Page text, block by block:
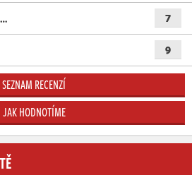
7
9
SEZNAM RECENZÍ
JAK HODNOTÍME